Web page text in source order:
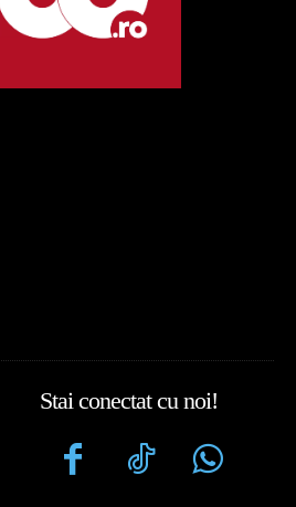
Stai conectat cu noi!